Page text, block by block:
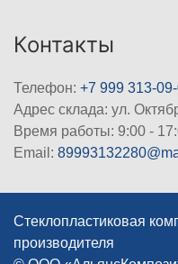
Контакты
Телефон: +7 999 313-
Адрес склада: ул.
Время работы: 9:00 -
Email:
Стеклопластиковая
производителя